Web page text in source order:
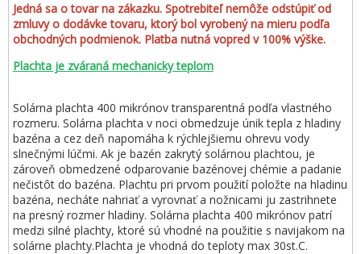
Jedná sa o tovar na zákazku. Spotrebiteľ nemôže odstúpiť od
zmluvy o dodávke tovaru, ktorý bol vyrobený na mieru podľa
obchodných podmienok. Platba nutná vopred v 100% výške.
Plachta je zváraná mechanicky teplom
Solárna plachta 400 mikrónov transparentná podľa vlastného
rozmeru. Solárna plachta v noci obmedzuje únik tepla z hladiny
bazéna a cez deň napomáha k rýchlejšiemu ohrevu vody
slnečnými lúčmi. Ak je bazén zakrytý solárnou plachtou, je
zároveň obmedzené odparovanie bazénovej chémie a padanie
nečistôt do bazéna. Plachtu pri prvom použití položte na hladinu
bazéna, necháte nahriať a vyrovnať a nožnicami ju zastrihnete
na presný rozmer hladiny. Solárna plachta 400 mikrónov patrí
medzi silné plachty, ktoré sú vhodné na použitie s navijakom na
solárne plachty.Plachta je vhodná do teploty max 30st.C.